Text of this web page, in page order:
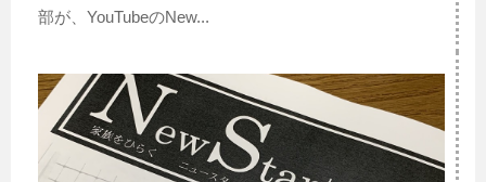
部が、YouTubeのNew...